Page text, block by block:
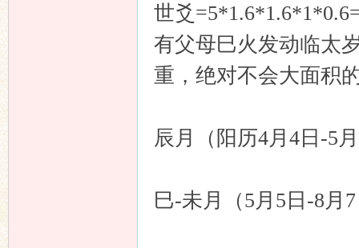
世爻
有父母巳火发动临太
重，绝对不会大面积
辰月（阳历4月4日-5
巳-未月（5月5日-8月